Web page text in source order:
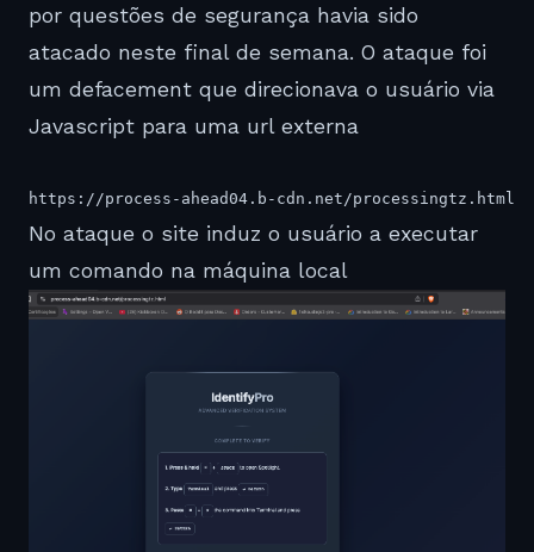
por questões de segurança havia sido
atacado neste final de semana. O ataque foi
um defacement que direcionava o usuário via
Javascript para uma url externa
https://process-ahead04.b-cdn.net/processingtz.html
No ataque o site induz o usuário a executar
um comando na máquina local